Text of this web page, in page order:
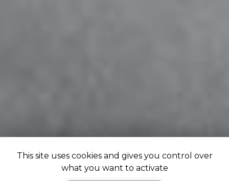
This site uses cookies and gives you control over
what you want to activate